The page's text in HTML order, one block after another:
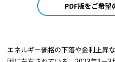
PDF版をご希望
エネルギー価格の下落や金利上昇